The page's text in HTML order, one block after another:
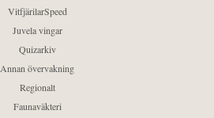
VitfjärilarSpeed
Juvela vingar
Quizarkiv
Annan övervakning
Regionalt
Faunaväkteri